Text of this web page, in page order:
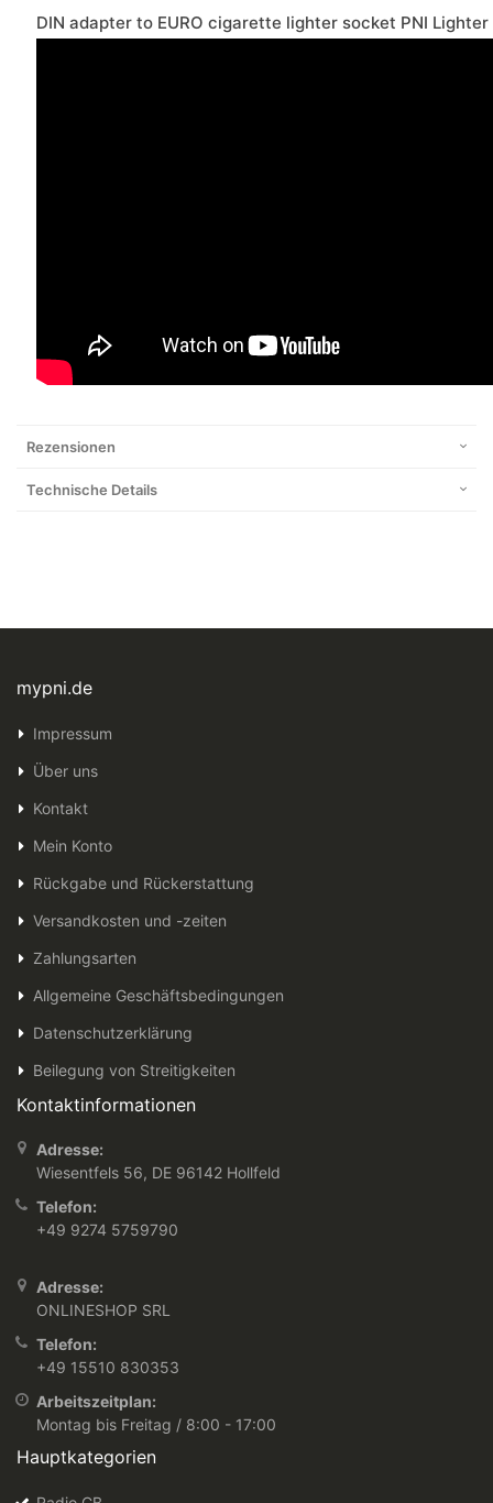
DIN adapter to EURO cigarette lighter socket PNI Lighter
Rezensionen
Technische Details
mypni.de
Impressum
Über uns
Kontakt
Mein Konto
Rückgabe und Rückerstattung
Versandkosten und -zeiten
Zahlungsarten
Allgemeine Geschäftsbedingungen
Datenschutzerklärung
Beilegung von Streitigkeiten
Kontaktinformationen
Adresse:
Wiesentfels 56, DE 96142 Hollfeld
Telefon:
+49 9274 5759790
Adresse:
ONLINESHOP SRL
Telefon:
+49 15510 830353
Arbeitszeitplan:
Montag bis Freitag / 8:00 - 17:00
Hauptkategorien